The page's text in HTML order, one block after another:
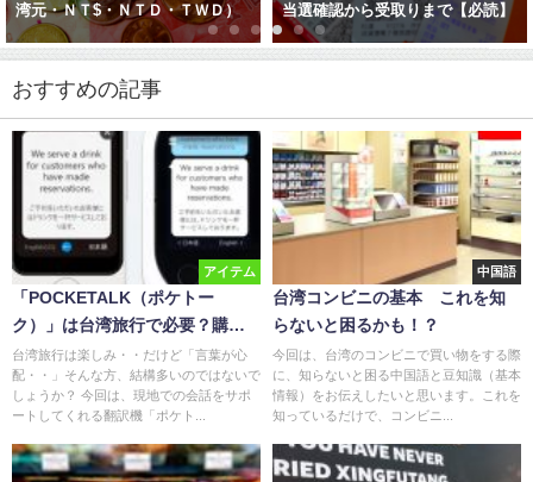
湾元・ＮＴ$・ＮＴＤ・ＴＷＤ）
当選確認から受取りまで【必読】
おすすめの記事
アイテム
「POCKETALK（ポケトー
ク）」は台湾旅行で必要？購入
すべき？
台湾旅行は楽しみ・・だけど「言葉が心
配・・」そんな方、結構多いのではないで
しょうか？ 今回は、現地での会話をサポ
ートしてくれる翻訳機「ポケト...
中国語
台湾コンビニの基本 これを知
らないと困るかも！？
今回は、台湾のコンビニで買い物をする際
に、知らないと困る中国語と豆知識（基本
情報）をお伝えしたいと思います。これを
知っているだけで、コンビニ...